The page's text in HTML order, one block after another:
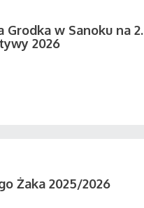
Grodka w Sanoku na 2.
2026
Żaka 2025/2026